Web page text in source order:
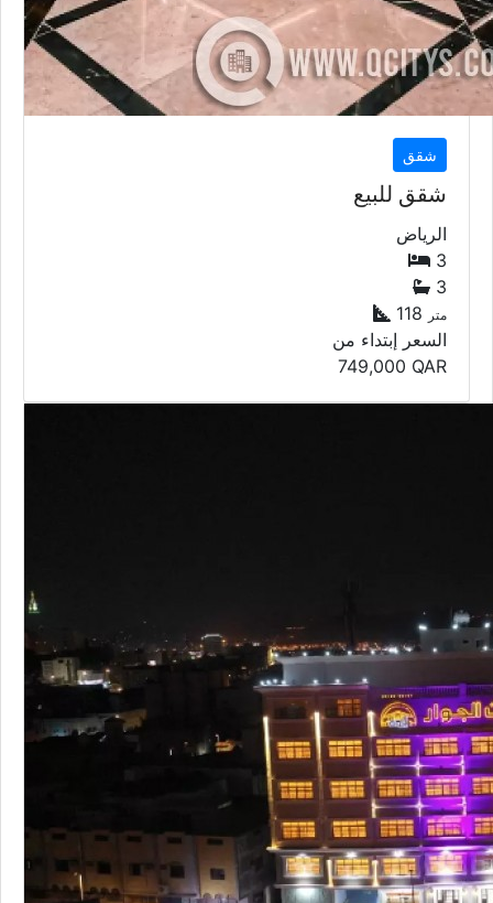
شقق
شقق للبيع
الرياض
3
3
118 متر
السعر إبتداء من
749,000 QAR